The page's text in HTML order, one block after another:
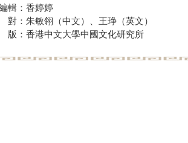
輯：香婷婷
：朱敏翎（中文）、王琤（英文）
：香港中文大學中國文化研究所